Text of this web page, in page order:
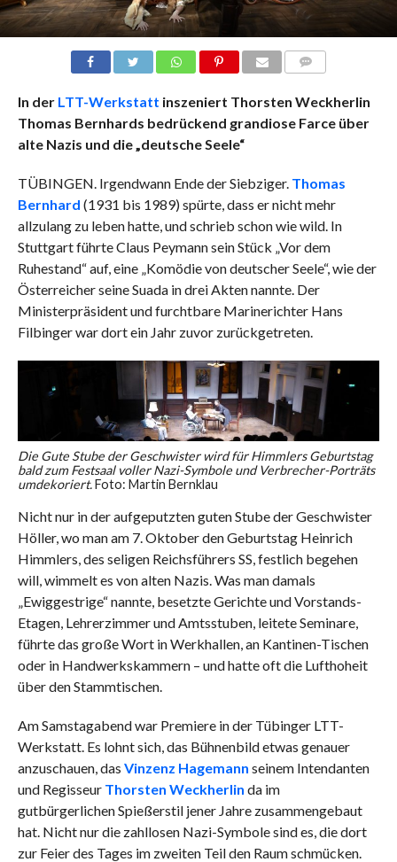
In der LTT-Werkstatt inszeniert Thorsten Weckherlin
Thomas Bernhards bedrückend grandiose Farce über
alte Nazis und die „deutsche Seele“
TÜBINGEN. Irgendwann Ende der Siebziger. Thomas
Bernhard (1931 bis 1989) spürte, dass er nicht mehr
allzulang zu leben hatte, und schrieb schon wie wild. In
Stuttgart führte Claus Peymann sein Stück „Vor dem
Ruhestand“ auf, eine „Komödie von deutscher Seele“, wie der
Österreicher seine Suada in drei Akten nannte. Der
Ministerpräsident und furchtbare Marinerichter Hans
Filbinger war dort ein Jahr zuvor zurückgetreten.
Die Gute Stube der Geschwister wird für Himmlers Geburtstag
bald zum Festsaal voller Nazi-Symbole und Verbrecher-Porträts
umdekoriert.Foto: Martin Bernklau
Nicht nur in der aufgeputzten guten Stube der Geschwister
Höller, wo man am 7. Oktober den Geburtstag Heinrich
Himmlers, des seligen Reichsführers SS, festlich begehen
will, wimmelt es von alten Nazis. Was man damals
„Ewiggestrige“ nannte, besetzte Gerichte und Vorstands-
Etagen, Lehrerzimmer und Amtsstuben, leitete Seminare,
führte das große Wort in Werkhallen, an Kantinen-Tischen
oder in Handwerkskammern – und hatte oft die Lufthoheit
über den Stammtischen.
Am Samstagabend war Premiere in der Tübinger LTT-
Werkstatt. Es lohnt sich, das Bühnenbild etwas genauer
anzuschauen, das Vinzenz Hagemann seinem Intendanten
und Regisseur Thorsten Weckherlin da im
gutbürgerlichen Spießerstil jener Jahre zusammengebaut
hat. Nicht nur die zahllosen Nazi-Symbole sind es, die dort
zur Feier des Tages im zweiten Teil den Raum schmücken.